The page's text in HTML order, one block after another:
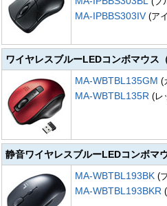
MA-IPBBS303IV (ア
ワイヤレスブルーLEDコンボマウス
MA-WBTBL135GM (
MA-WBTBL135R (レ
静音ワイヤレスブルーLEDコンボマ
MA-WBTBL193BK (
MA-WBTBL193BKR